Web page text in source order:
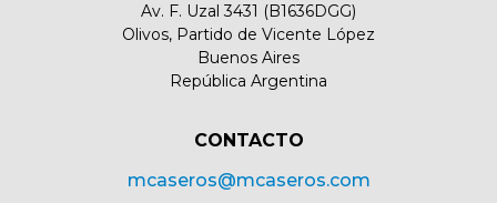
Av. F. Uzal 3431 (B1636DGG)
Olivos, Partido de Vicente López
Buenos Aires
República Argentina
CONTACTO​
mcaseros@mcaseros.com